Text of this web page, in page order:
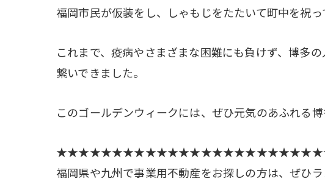
福岡市民が仮装をし、しゃもじをたたいて町中を祝っ
これまで、疫病やさまざまな困難にも負けず、博多
繋いできました。
このゴールデンウィークには、ぜひ元気のあふれる
福岡県や九州で事業用不動産をお探しの方は、ぜひ